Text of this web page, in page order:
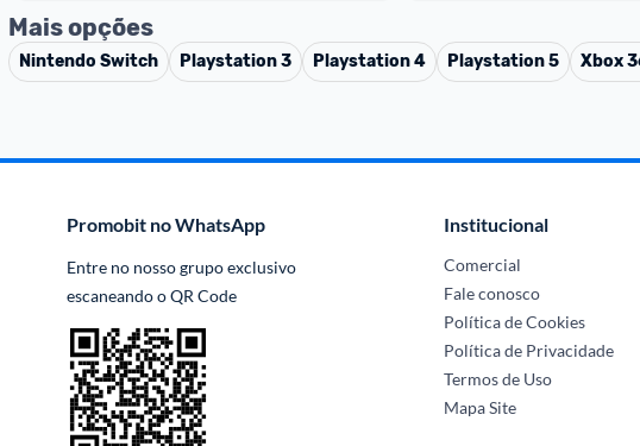
Mais opções
Nintendo Switch Playstation 3 Playstation 4 Playstation 5 Xbox
Promobit no WhatsApp
Entre no nosso grupo exclusivo
escaneando o QR Code
Institucional
Comercial
Fale conosco
Política de Cookies
Política de Privacidade
Termos de Uso
Mapa Site